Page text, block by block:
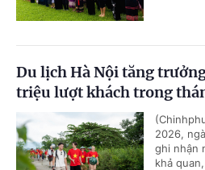
Du lịch Hà Nội tăng
triệu lượt khách trong
2026,
ghi nhận
khả